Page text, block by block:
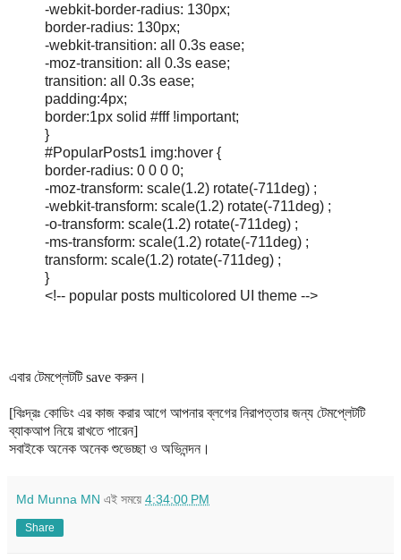
-webkit-border-radius: 130px;
border-radius: 130px;
-webkit-transition: all 0.3s ease;
-moz-transition: all 0.3s ease;
transition: all 0.3s ease;
padding:4px;
border:1px solid #fff !important;
}
#PopularPosts1 img:hover {
border-radius: 0 0 0 0;
-moz-transform: scale(1.2) rotate(-711deg) ;
-webkit-transform: scale(1.2) rotate(-711deg) ;
-o-transform: scale(1.2) rotate(-711deg) ;
-ms-transform: scale(1.2) rotate(-711deg) ;
transform: scale(1.2) rotate(-711deg) ;
}
<!-- popular posts multicolored UI theme -->
এবার টেমপ্লেটটি save করুন।
[বিঃদ্রঃ কোডিং এর কাজ করার আগে আপনার ব্লগের নিরাপত্তার জন্য টেমপ্লেটটি
ব্যাকআপ নিয়ে রাখতে পারেন]
সবাইকে অনেক অনেক শুভেচ্ছা ও অভিনন্দন।
Md Munna MN এই সময়ে 4:34:00 PM
Share